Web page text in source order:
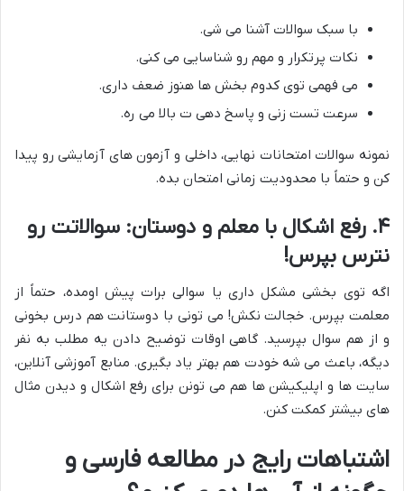
با سبک سوالات آشنا می شی.
نکات پرتکرار و مهم رو شناسایی می کنی.
می فهمی توی کدوم بخش ها هنوز ضعف داری.
سرعت تست زنی و پاسخ دهی ت بالا می ره.
نمونه سوالات امتحانات نهایی، داخلی و آزمون های آزمایشی رو پیدا
کن و حتماً با محدودیت زمانی امتحان بده.
۴. رفع اشکال با معلم و دوستان: سوالاتت رو
نترس بپرس!
اگه توی بخشی مشکل داری یا سوالی برات پیش اومده، حتماً از
معلمت بپرس. خجالت نکش! می تونی با دوستانت هم درس بخونی
و از هم سوال بپرسید. گاهی اوقات توضیح دادن یه مطلب به نفر
دیگه، باعث می شه خودت هم بهتر یاد بگیری. منابع آموزشی آنلاین،
سایت ها و اپلیکیشن ها هم می تونن برای رفع اشکال و دیدن مثال
های بیشتر کمکت کنن.
اشتباهات رایج در مطالعه فارسی و